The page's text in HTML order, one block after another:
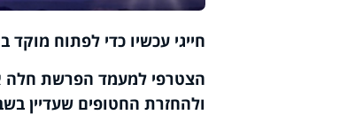
חייגי עכשיו כדי לפתוח מוקד באזור
הצטרפי למעמד הפרשת חלה
ולהחזרת החטופים שעדיין